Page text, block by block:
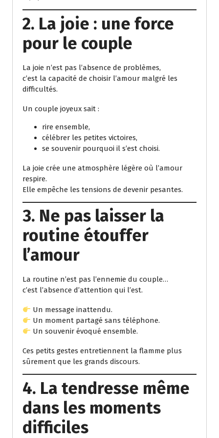
2. La joie : une force
pour le couple
La joie n’est pas l’absence de problèmes,
c’est la capacité de choisir l’amour malgré les
difficultés.
Un couple joyeux sait :
rire ensemble,
célébrer les petites victoires,
se souvenir pourquoi il s’est choisi.
La joie crée une atmosphère légère où l’amour
respire.
Elle empêche les tensions de devenir pesantes.
3. Ne pas laisser la
routine étouffer
l’amour
La routine n’est pas l’ennemie du couple…
c’est l’absence d’attention qui l’est.
Un message inattendu.
Un moment partagé sans téléphone.
Un souvenir évoqué ensemble.
Ces petits gestes entretiennent la flamme plus
sûrement que les grands discours.
4. La tendresse même
dans les moments
difficiles